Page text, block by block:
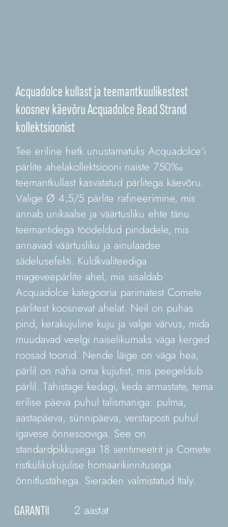
Acquadolce kullast ja teemantkuulikestest
koosnev käevõru Acquadolce Bead Strand
kollektsioonist
Tee eriline hetk unustamatuks Acquadolce'i
pärlite ahelakollektsiooni naiste 750‰
teemantkullast kasvatatud pärlitega käevõru.
Valige Ø 4,5/5 pärlite rafineerimine, mis
annab unikaalse ja väärtusliku ehte tänu
teemantidega töödeldud pindadele, mis
annavad väärtusliku ja ainulaadse
sädelusefekti. Kuldkvaliteediga
mageveepärlite ahel, mis sisaldab
Acquadolce kategooria parimatest Comete
pärlitest koosnevat ahelat. Neil on puhas
pind, kerakujuline kuju ja valge värvus, mida
muudavad veelgi naiselikumaks väga kerged
roosad toonid. Nende läige on väga hea,
pärlil on näha oma kujutist, mis peegeldub
pärlil. Tähistage kedagi, keda armastate, tema
erilise päeva puhul talismaniga: pulma,
aastapäeva, sünnipäeva, verstaposti puhul
igavese õnnesooviga. See on
standardpikkusega 18 sentimeetrit ja Comete
ristkülikukujulise homaarikinnitusega
õnnitlustähega. Sieraden valmistatud Italy.
GARANTII 2 aastat